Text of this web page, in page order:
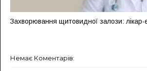
Захворювання щитовидної залози: лікар-
Немає Коментарів: